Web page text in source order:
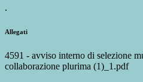
.
Allegati
4591 - avviso interno di selezione
collaborazione plurima (1)_1.pdf